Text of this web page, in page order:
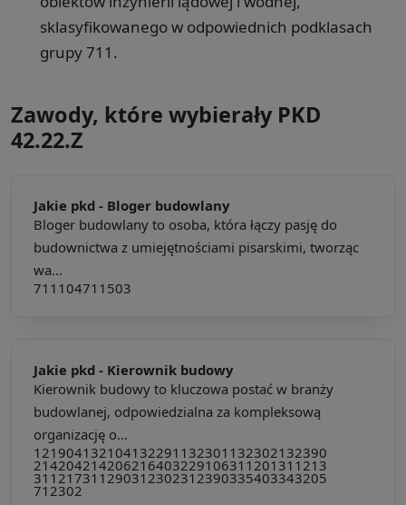
sklasyfikowanego w odpowiednich podklasach
grupy 711.
Zawody, które wybierały PKD
42.22.Z
Jakie pkd - Bloger budowlany
Bloger budowlany to osoba, która łączy pasję do
budownictwa z umiejętnościami pisarskimi, tworząc
wa...
711104711503
Jakie pkd - Kierownik budowy
Kierownik budowy to kluczowa postać w branży
budowlanej, odpowiedzialna za kompleksową
organizację o...
121904132104132291 132301 132302132390
214204214206216403229106311201311213
311217311290312302312390335403343205
712302